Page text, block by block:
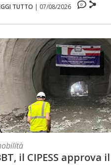
TUTTO | 07/08/2026 0
il CIPESS approva